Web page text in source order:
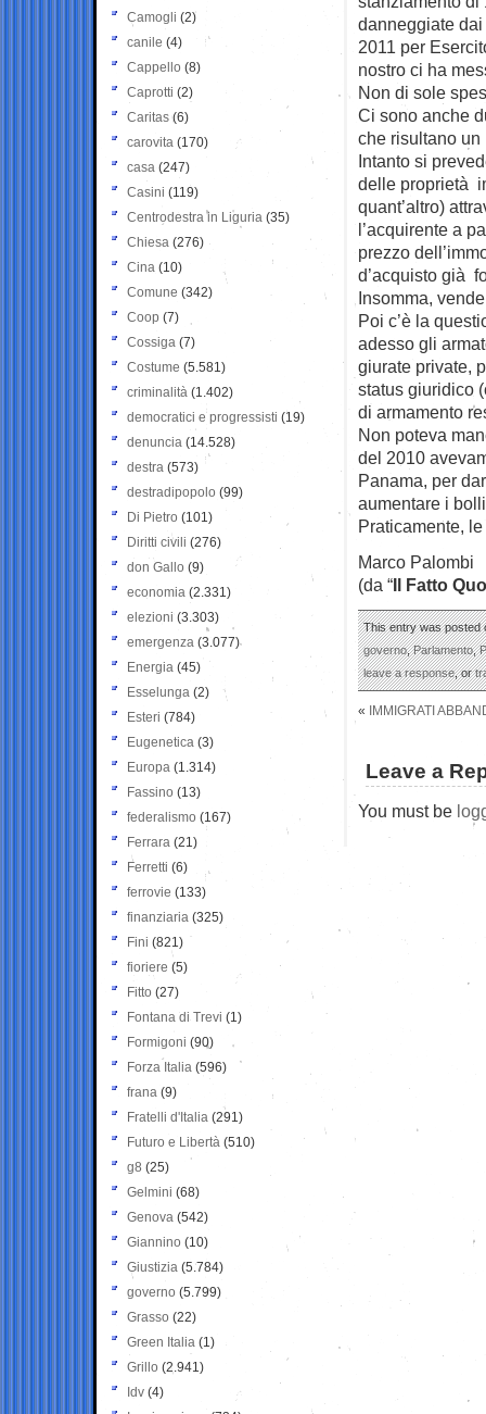
danneggiate
2011 per
nostro ci ha
Non di sole
Ci sono anche
che risultano un
Intanto si
delle proprietà
quant’altro)
l’acquirente a
prezzo
d’acquisto già
Insomma,
Poi c’è la
adesso gli
giurate private,
status giuridico
di armamento
Non poteva
del 2010
Panama, per
aumentare i
Praticamente,
Marco Palombi
(da “Il Fatto
This entry was posted
governo,Parlamento,
leave a response, or
« IMMIGRATI
Leave a
You must be
Camogli (2)
canile (4)
Cappello (8)
Caprotti (2)
Caritas (6)
carovita (170)
casa (247)
Casini (119)
Centrodestra in Liguria (35)
Chiesa (276)
Cina (10)
Comune (342)
Coop (7)
Cossiga (7)
Costume (5.581)
criminalità (1.402)
democratici e progressisti (19)
denuncia (14.528)
destra (573)
destradipopolo (99)
Di Pietro (101)
Diritti civili (276)
don Gallo (9)
economia (2.331)
elezioni (3.303)
emergenza (3.077)
Energia (45)
Esselunga (2)
Esteri (784)
Eugenetica (3)
Europa (1.314)
Fassino (13)
federalismo (167)
Ferrara (21)
Ferretti (6)
ferrovie (133)
finanziaria (325)
Fini (821)
fioriere (5)
Fitto (27)
Fontana di Trevi (1)
Formigoni (90)
Forza Italia (596)
frana (9)
Fratelli d'Italia (291)
Futuro e Libertà (510)
g8 (25)
Gelmini (68)
Genova (542)
Giannino (10)
Giustizia (5.784)
governo (5.799)
Grasso (22)
Green Italia (1)
Grillo (2.941)
Idv (4)